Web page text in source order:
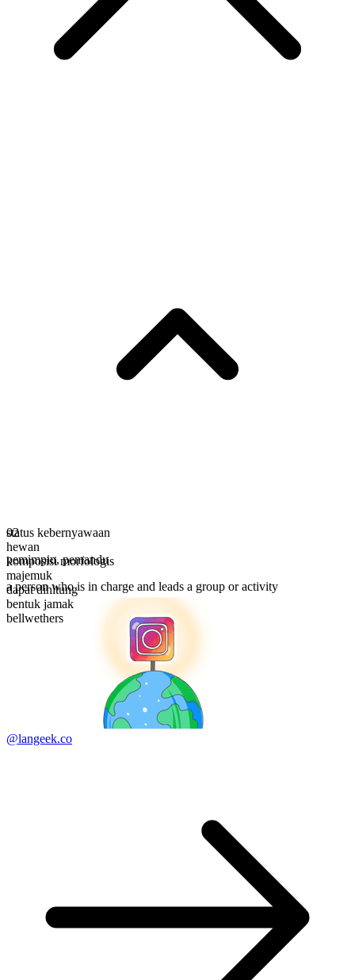
status kebernyawaan
hewan
komposisi morfologis
majemuk
dapat dihitung
bentuk jamak
bellwethers
02
pemimpin,pemandu
a person who is in charge and leads a group or activity
@langeek.co